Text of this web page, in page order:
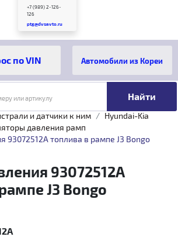
+7 (989) 2-126-
126
ptg@dvsavto.ru
или артикулу
Автомобили из Кореи
товаров
Топливная аппаратура
и датчики к ним
Hyundai-Kia
давления рамп
93072512A топлива в рампе J3 Bongo
93072512A
J3 Bongo